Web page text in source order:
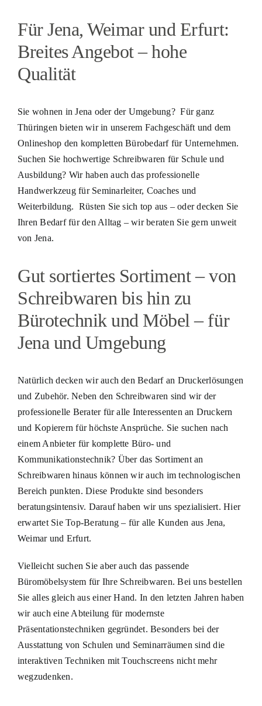
Für Jena, Weimar und Erfurt:
Breites Angebot – hohe
Qualität
Sie wohnen in Jena oder der Umgebung? Für ganz
Thüringen bieten wir in unserem Fachgeschäft und dem
Onlineshop den kompletten Bürobedarf für Unternehmen.
Suchen Sie hochwertige Schreibwaren für Schule und
Ausbildung? Wir haben auch das professionelle
Handwerkzeug für Seminarleiter, Coaches und
Weiterbildung. Rüsten Sie sich top aus – oder decken Sie
Ihren Bedarf für den Alltag – wir beraten Sie gern unweit
von Jena.
Gut sortiertes Sortiment – von
Schreibwaren bis hin zu
Bürotechnik und Möbel – für
Jena und Umgebung
Natürlich decken wir auch den Bedarf an Druckerlösungen
und Zubehör. Neben den Schreibwaren sind wir der
professionelle Berater für alle Interessenten an Druckern
und Kopierern für höchste Ansprüche. Sie suchen nach
einem Anbieter für komplette Büro- und
Kommunikationstechnik? Über das Sortiment an
Schreibwaren hinaus können wir auch im technologischen
Bereich punkten. Diese Produkte sind besonders
beratungsintensiv. Darauf haben wir uns spezialisiert. Hier
erwartet Sie Top-Beratung – für alle Kunden aus Jena,
Weimar und Erfurt.
Vielleicht suchen Sie aber auch das passende
Büromöbelsystem für Ihre Schreibwaren. Bei uns bestellen
Sie alles gleich aus einer Hand. In den letzten Jahren haben
wir auch eine Abteilung für modernste
Präsentationstechniken gegründet. Besonders bei der
Ausstattung von Schulen und Seminarräumen sind die
interaktiven Techniken mit Touchscreens nicht mehr
wegzudenken.